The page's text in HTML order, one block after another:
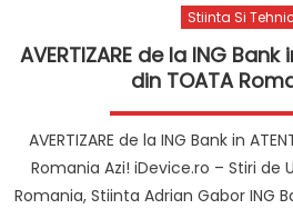
Stiinta Si
AVERTIZARE de la ING
din TOATA
AVERTIZARE de la ING Bank in
Romania Azi! iDevice.ro – Stiri de
Romania, Stiinta Adrian Gabor ING